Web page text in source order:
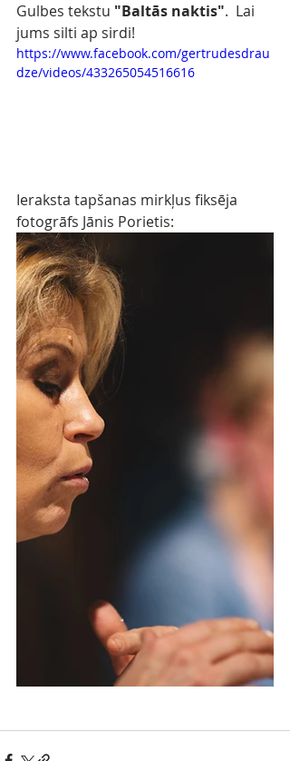
Gulbes tekstu "Baltās naktis".  Lai
jums silti ap sirdi!
https://www.facebook.com/gertrudesdrau
dze/videos/433265054516616
Ieraksta tapšanas mirkļus fiksēja
fotogrāfs Jānis Porietis: